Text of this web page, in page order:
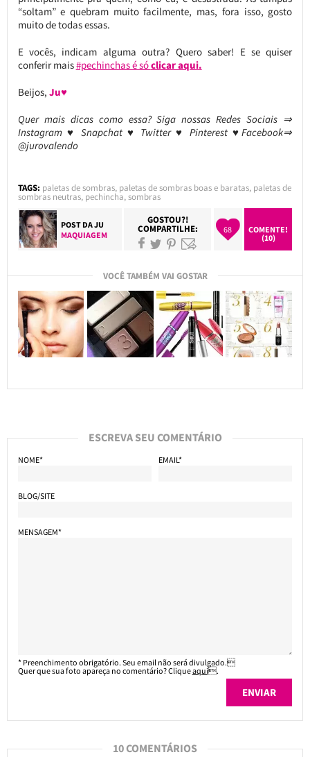
“soltam” e quebram muito facilmente, mas, fora isso, gosto
muito de todas essas.
E vocês, indicam alguma outra? Quero saber! E se quiser
conferir mais#pechinchas é sóclicar aqui.
Beijos, Ju♥
Quer mais dicas como essa? Siga nossas Redes Sociais ⇒
Instagram ♥ Snapchat ♥ Twitter ♥ Pinterest ♥Facebook⇒
@jurovalendo
TAGS: paletas de sombras, paletas de sombras boas e baratas, paletas de
sombras neutras, pechincha,sombras
POST DAJU
MAQUIAGEM
GOSTOU?!
COMPARTILHE: 68
COMENTE!
(10)
VOCÊ TAMBÉM VAI GOSTAR
ESCREVA SEU COMENTÁRIO
NOME* EMAIL*
BLOG/SITE
MENSAGEM*
* Preenchimento obrigatório. Seu email não será divulgado.
Quer que sua foto apareça no comentário? Cliqueaqui.
10 COMENTÁRIOS